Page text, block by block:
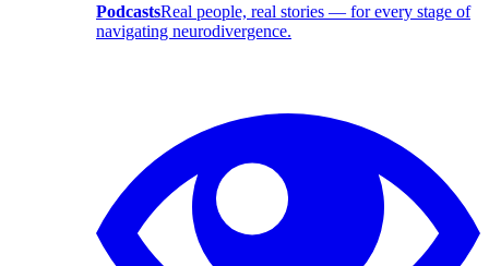
PodcastsReal people, real stories — for every stage of
navigating neurodivergence.